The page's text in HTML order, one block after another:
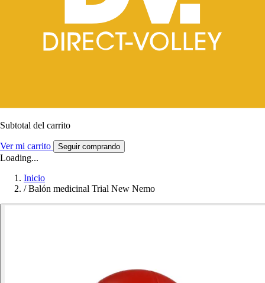
Subtotal del carrito
Ver mi carrito Seguir comprando
Loading...
Inicio
/ Balón medicinal Trial New Nemo